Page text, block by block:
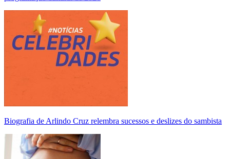
Biografia de Arlindo Cruz relembra sucessos e deslizes do sambista